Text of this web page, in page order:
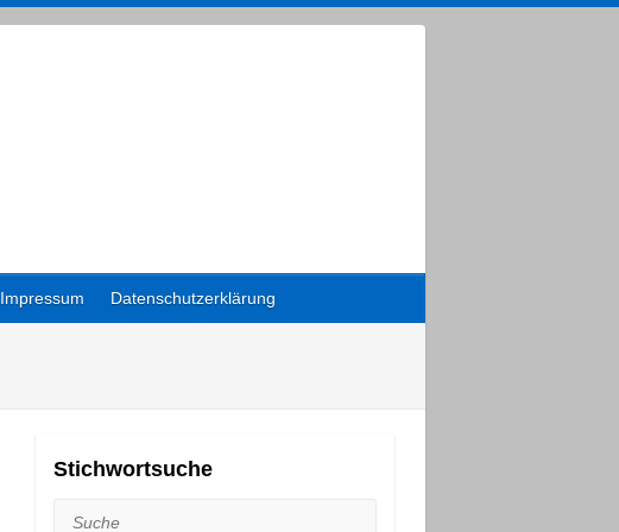
Impressum Datenschutzerklärung
Stichwortsuche
Suche